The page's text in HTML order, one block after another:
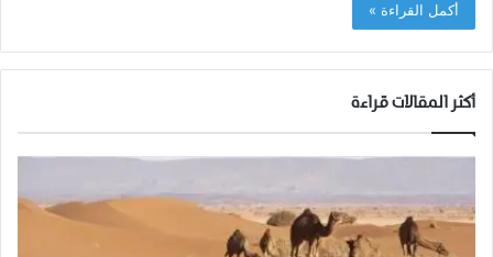
أكمل القراءة »
أكثر المقالات قراءة